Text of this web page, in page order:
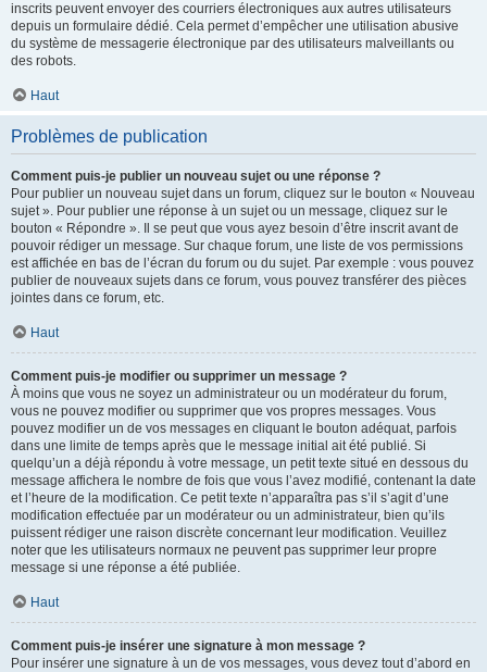
inscrits peuvent envoyer des courriers électroniques aux autres utilisateurs
depuis un formulaire dédié. Cela permet d’empêcher une utilisation abusive
du système de messagerie électronique par des utilisateurs malveillants ou
des robots.
Haut
Problèmes de publication
Comment puis-je publier un nouveau sujet ou une réponse ?
Pour publier un nouveau sujet dans un forum, cliquez sur le bouton « Nouveau
sujet ». Pour publier une réponse à un sujet ou un message, cliquez sur le
bouton « Répondre ». Il se peut que vous ayez besoin d’être inscrit avant de
pouvoir rédiger un message. Sur chaque forum, une liste de vos permissions
est affichée en bas de l’écran du forum ou du sujet. Par exemple : vous pouvez
publier de nouveaux sujets dans ce forum, vous pouvez transférer des pièces
jointes dans ce forum, etc.
Haut
Comment puis-je modifier ou supprimer un message ?
À moins que vous ne soyez un administrateur ou un modérateur du forum,
vous ne pouvez modifier ou supprimer que vos propres messages. Vous
pouvez modifier un de vos messages en cliquant le bouton adéquat, parfois
dans une limite de temps après que le message initial ait été publié. Si
quelqu’un a déjà répondu à votre message, un petit texte situé en dessous du
message affichera le nombre de fois que vous l’avez modifié, contenant la date
et l’heure de la modification. Ce petit texte n’apparaîtra pas s’il s’agit d’une
modification effectuée par un modérateur ou un administrateur, bien qu’ils
puissent rédiger une raison discrète concernant leur modification. Veuillez
noter que les utilisateurs normaux ne peuvent pas supprimer leur propre
message si une réponse a été publiée.
Haut
Comment puis-je insérer une signature à mon message ?
Pour insérer une signature à un de vos messages, vous devez tout d’abord en